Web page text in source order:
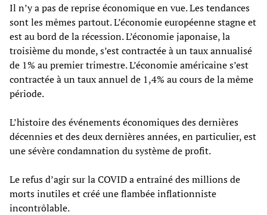
Il n’y a pas de reprise économique en vue. Les tendances
sont les mêmes partout. L’économie européenne stagne et
est au bord de la récession. L’économie japonaise, la
troisième du monde, s’est contractée à un taux annualisé
de 1% au premier trimestre. L’économie américaine s’est
contractée à un taux annuel de 1,4% au cours de la même
période.
L’histoire des événements économiques des dernières
décennies et des deux dernières années, en particulier, est
une sévère condamnation du système de profit.
Le refus d’agir sur la COVID a entraîné des millions de
morts inutiles et créé une flambée inflationniste
incontrôlable.